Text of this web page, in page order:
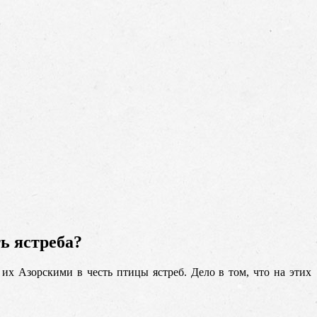
ястреба?
Азорскими в честь птицы ястреб. Дело в том, что на этих